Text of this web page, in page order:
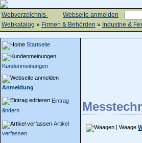
Webseite anmelden
Webverzeichnis-
Webkatalog » Firmen & Behörden » Industrie &
Startseite
Kundenmeinungen
Anmeldung
Eintrag
ändern
Artikel
verfassen